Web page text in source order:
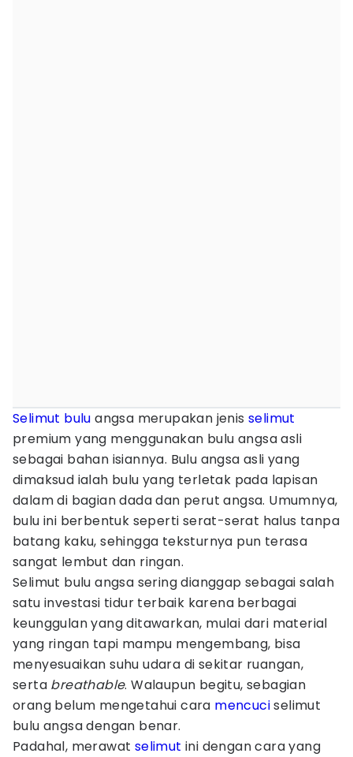
Selimut bulu angsa merupakan jenisselimut
premium yang menggunakan bulu angsa asli
sebagai bahan isiannya. Bulu angsa asli yang
dimaksud ialah bulu yang terletak pada lapisan
dalam di bagian dada dan perut angsa. Umumnya,
bulu ini berbentuk seperti serat-serat halus tanpa
batang kaku, sehingga teksturnya pun terasa
sangat lembut dan ringan.
Selimut bulu angsa sering dianggap sebagai salah
satu investasi tidur terbaik karena berbagai
keunggulan yang ditawarkan, mulai dari material
yang ringan tapi mampu mengembang, bisa
menyesuaikan suhu udara di sekitar ruangan,
serta breathable. Walaupun begitu, sebagian
orang belum mengetahui cara mencuciselimut
bulu angsa dengan benar.
Padahal, merawat selimutini dengan cara yang